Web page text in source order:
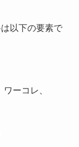
以下の要素で
ーコレ、